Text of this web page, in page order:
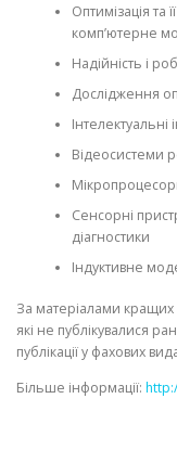
Оптимізація та
комп’ютерне
Надійність і
Дослідження
Інтелектуальні
Відеосистеми
Сенсорні
діагностики
Індуктивне
За матеріалами
які не публікувалися
публікації у фахових
Більше інформації: